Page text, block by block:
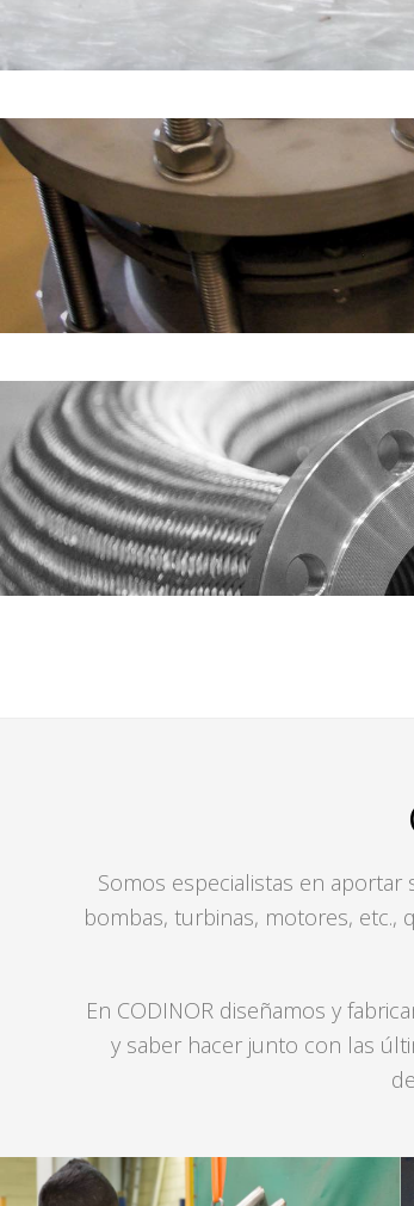
Somos especialistas en
bombas, turbinas, motores, etc.,
En CODINOR diseñamos y
y saber hacer junto con las